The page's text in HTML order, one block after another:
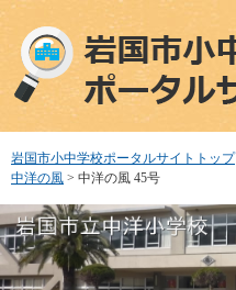
ペ
で
す
メ
ば
し
本
文
へ
岩国市小中学校ポータルサイトトップ
中洋の風 > 中洋の風 45号